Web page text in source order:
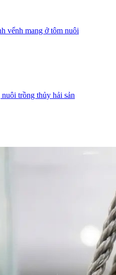
vểnh mang ở tôm nuôi
trồng thủy hải sản